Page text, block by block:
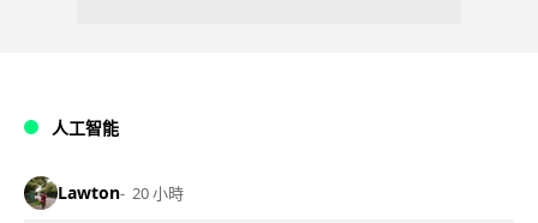
人工智能
Lawton 20 小時